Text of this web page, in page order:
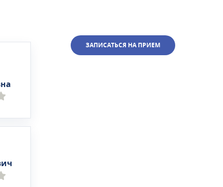
ЗАПИСАТЬСЯ НА ПРИЕМ